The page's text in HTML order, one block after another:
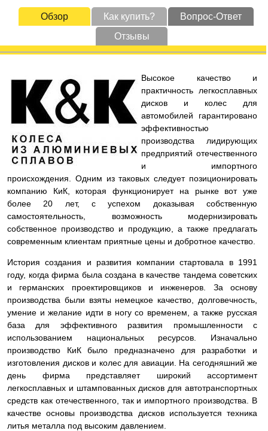
Обзор Как купить?
Вопрос-Ответ
Отзывы
Высокое качество и
практичность легкосплавных
дисков и колес для
автомобилей гарантировано
эффективностью
производства лидирующих
предприятий отечественного
и импортного
происхождения. Одним из таковых следует позиционировать
компанию КиК, которая функционирует на рынке вот уже
более 20 лет, с успехом доказывая собственную
самостоятельность, возможность модернизировать
собственное производство и продукцию, а также предлагать
современным клиентам приятные цены и добротное качество.
История создания и развития компании стартовала в 1991
году, когда фирма была создана в качестве тандема советских
и германских проектировщиков и инженеров. За основу
производства были взяты немецкое качество, долговечность,
умение и желание идти в ногу со временем, а также русская
база для эффективного развития промышленности с
использованием национальных ресурсов. Изначально
производство КиК было предназначено для разработки и
изготовления дисков и колес для авиации. На сегодняшний же
день фирма представляет широкий ассортимент
легкосплавных и штампованных дисков для автотранспортных
средств как отечественного, так и импортного производства. В
качестве основы производства дисков используется техника
литья металла под высоким давлением.